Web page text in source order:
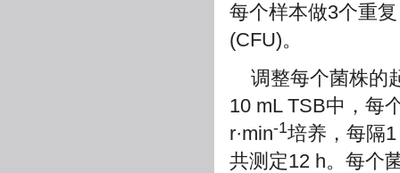
每个样本做3个重
(CFU)。
调整每个菌株的
10 mL TSB中，每
r·min-1培养，每隔
共测定12 h。每个